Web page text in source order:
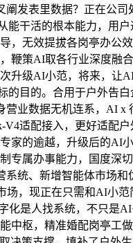
发表里数据？正在公司
能干活的根本能力，用
，无效提拔各岗亭办公
鞭策AI取各行业深度融
升级AI小范，将来，让
目的。合用于户外告
业数据无机连系，AI x
V4适配接入，更好适配
家的逾越，升级后的AI
属办事能力，国度深
系统、新增智能体市场
场，现正在只需和AI小
是人找系统，不只是
枢，精准婚配岗亭工